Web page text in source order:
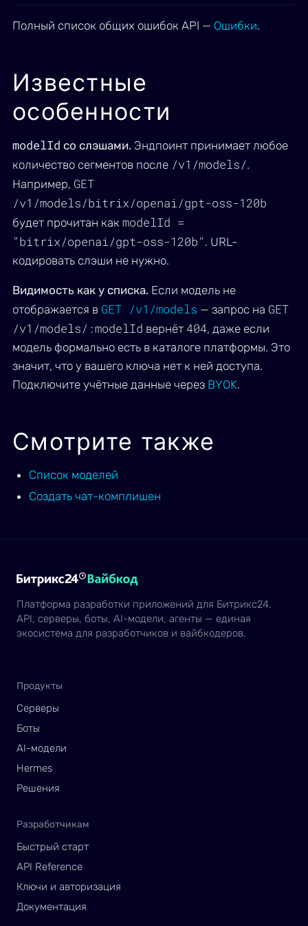
Полный список общих ошибок API — Ошибки.
Известные
особенности
modelId со слэшами. Эндпоинт принимает любое
количество сегментов после /v1/models/.
Например, GET
/v1/models/bitrix/openai/gpt-oss-120b
будет прочитан как modelId =
"bitrix/openai/gpt-oss-120b" . URL-
кодировать слэши не нужно.
Видимость как у списка. Если модель не
отображается в GET /v1/models — запрос на GET
/v1/models/:modelId вернёт404, даже если
модель формально есть в каталоге платформы. Это
значит, что у вашего ключа нет к ней доступа.
Подключите учётные данные через BYOK.
Смотрите также
Список моделей
Создать чат-комплишен
Платформа разработки приложений для Битрикс24.
API, серверы, боты, AI-модели, агенты — единая
экосистема для разработчиков и вайбкодеров.
Продукты
Серверы
Боты
AI-модели
Hermes
Решения
Разработчикам
Быстрый старт
API Reference
Ключи и авторизация
Документация